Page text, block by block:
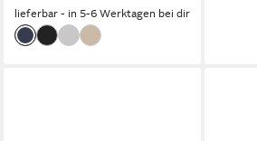
lieferbar - in 5-6 Werktagen bei dir